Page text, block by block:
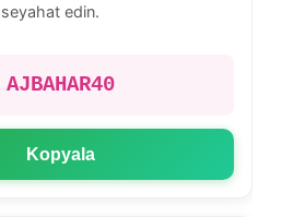
edin.
AJBAHAR40
Kopyala